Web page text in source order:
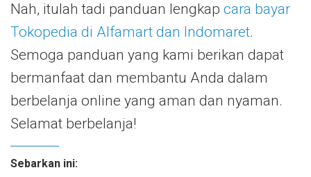
Nah, itulah tadi panduan lengkap cara bayar
Tokopedia di Alfamart dan Indomaret.
Semoga panduan yang kami berikan dapat
bermanfaat dan membantu Anda dalam
berbelanja online yang aman dan nyaman.
Selamat berbelanja!
Sebarkan ini: